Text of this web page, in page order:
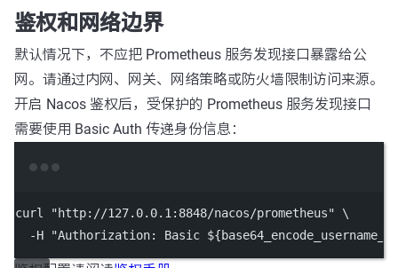
鉴权和网络边界
默认情况下，不应把 Prometheus 服务发现接口暴露给公
网。请通过内网、网关、网络策略或防火墙限制访问来源。
开启 Nacos 鉴权后，受保护的 Prometheus 服务发现接口
需要使用 Basic Auth 传递身份信息：
curl "http://127.0.0.1:8848/nacos/prometheus"
\
-H
"Authorization: Basic ${